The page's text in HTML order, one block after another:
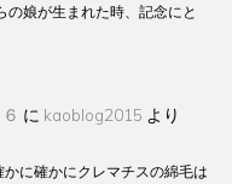
娘が生まれた時、記念にと
に kaoblog2015 より
に確かにクレマチスの綿毛は